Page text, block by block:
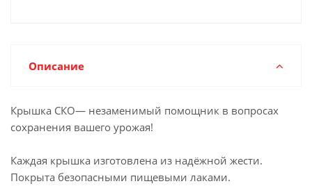
Описание
Крышка СКО— незаменимый помощник в вопросах
сохранения вашего урожая!
Каждая крышка изготовлена из надёжной жести.
Покрыта безопасными пищевыми лаками.